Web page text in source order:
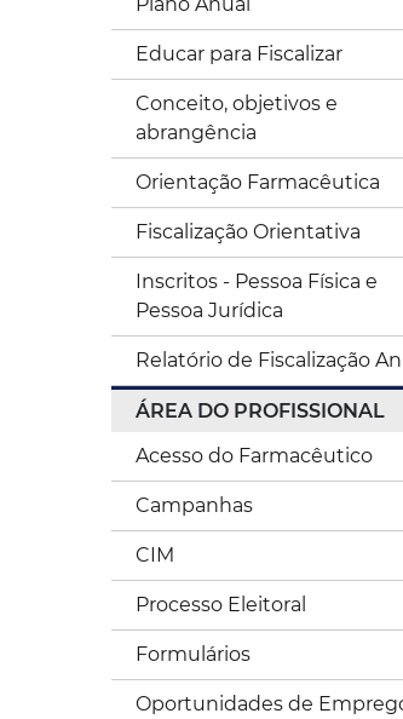
Educar para Fiscalizar
Conceito, objetivos e
abrangência
Orientação Farmacêutica
Fiscalização Orientativa
Inscritos - Pessoa Física e
Pessoa Jurídica
Relatório de Fiscalização
ÁREA DO PROFISSIONAL
Acesso do Farmacêutico
Campanhas
CIM
Processo Eleitoral
Formulários
Oportunidades de